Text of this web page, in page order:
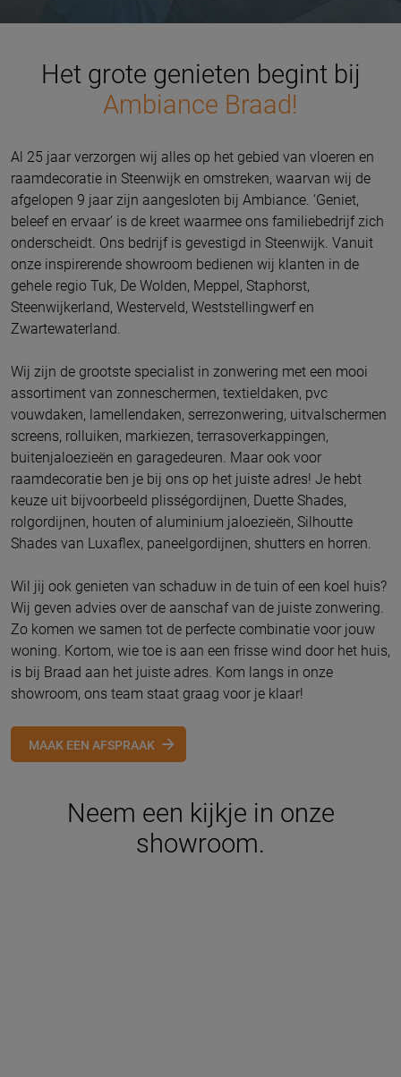
Het grote genieten begint bij
Ambiance Braad!
Al 25 jaar verzorgen wij alles op het gebied van vloeren en
raamdecoratie in Steenwijk en omstreken, waarvan wij de
afgelopen 9 jaar zijn aangesloten bij Ambiance. ‘Geniet,
beleef en ervaar’ is de kreet waarmee ons familiebedrijf zich
onderscheidt. Ons bedrijf is gevestigd in Steenwijk. Vanuit
onze inspirerende showroom bedienen wij klanten in de
gehele regio Tuk, De Wolden, Meppel, Staphorst,
Steenwijkerland, Westerveld, Weststellingwerf en
Zwartewaterland.
Wij zijn de grootste specialist in zonwering met een mooi
assortiment van zonneschermen, textieldaken, pvc
vouwdaken, lamellendaken, serrezonwering, uitvalschermen
screens, rolluiken, markiezen, terrasoverkappingen,
buitenjaloezieën en garagedeuren. Maar ook voor
raamdecoratie ben je bij ons op het juiste adres! Je hebt
keuze uit bijvoorbeeld plisségordijnen, Duette Shades,
rolgordijnen, houten of aluminium jaloezieën, Silhoutte
Shades van Luxaflex, paneelgordijnen, shutters en horren.
Wil jij ook genieten van schaduw in de tuin of een koel huis?
Wij geven advies over de aanschaf van de juiste zonwering.
Zo komen we samen tot de perfecte combinatie voor jouw
woning. Kortom, wie toe is aan een frisse wind door het huis,
is bij Braad aan het juiste adres. Kom langs in onze
showroom, ons team staat graag voor je klaar!
MAAK EEN AFSPRAAK
Neem een kijkje in onze
showroom.